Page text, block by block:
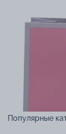
Популярные